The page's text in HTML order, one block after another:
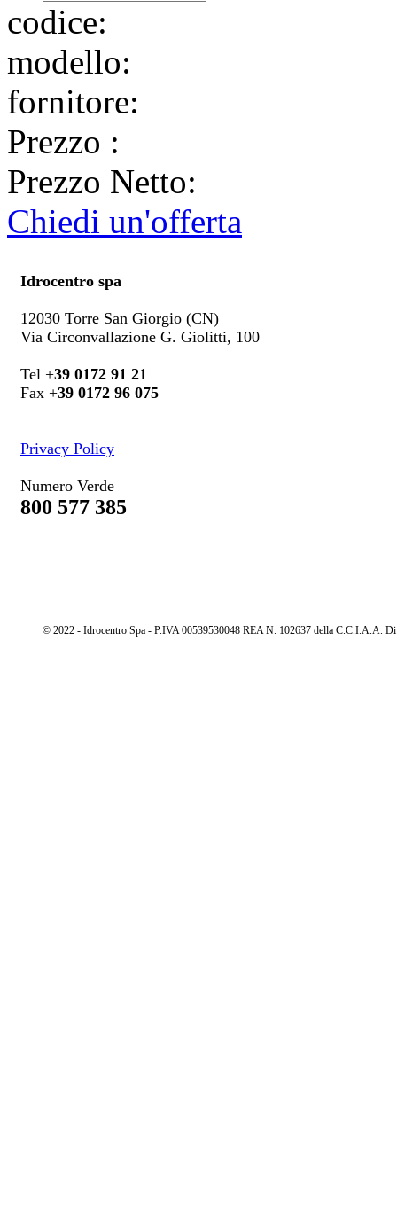
codice:
modello:
fornitore:
Prezzo :
Prezzo Netto:
Chiedi un'offerta
Idrocentro spa
12030 Torre San Giorgio (CN)
Via Circonvallazione G. Giolitti, 100
Tel +39 0172 91 21
Fax +39 0172 96 075
Privacy Policy
Numero Verde
800 577 385
© 2022 - Idrocentro Spa - P.IVA 00539530048 REA N. 102637 della C.C.I.A.A.